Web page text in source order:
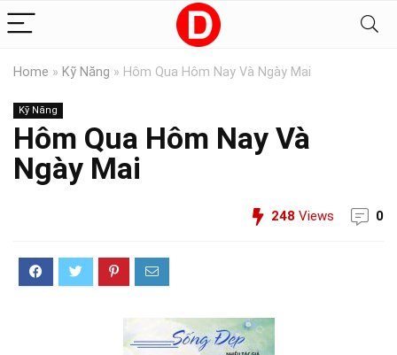
Home » Kỹ Năng » Hôm Qua Hôm Nay Và Ngày Mai
Kỹ Năng
Hôm Qua Hôm Nay Và
Ngày Mai
248 Views 0